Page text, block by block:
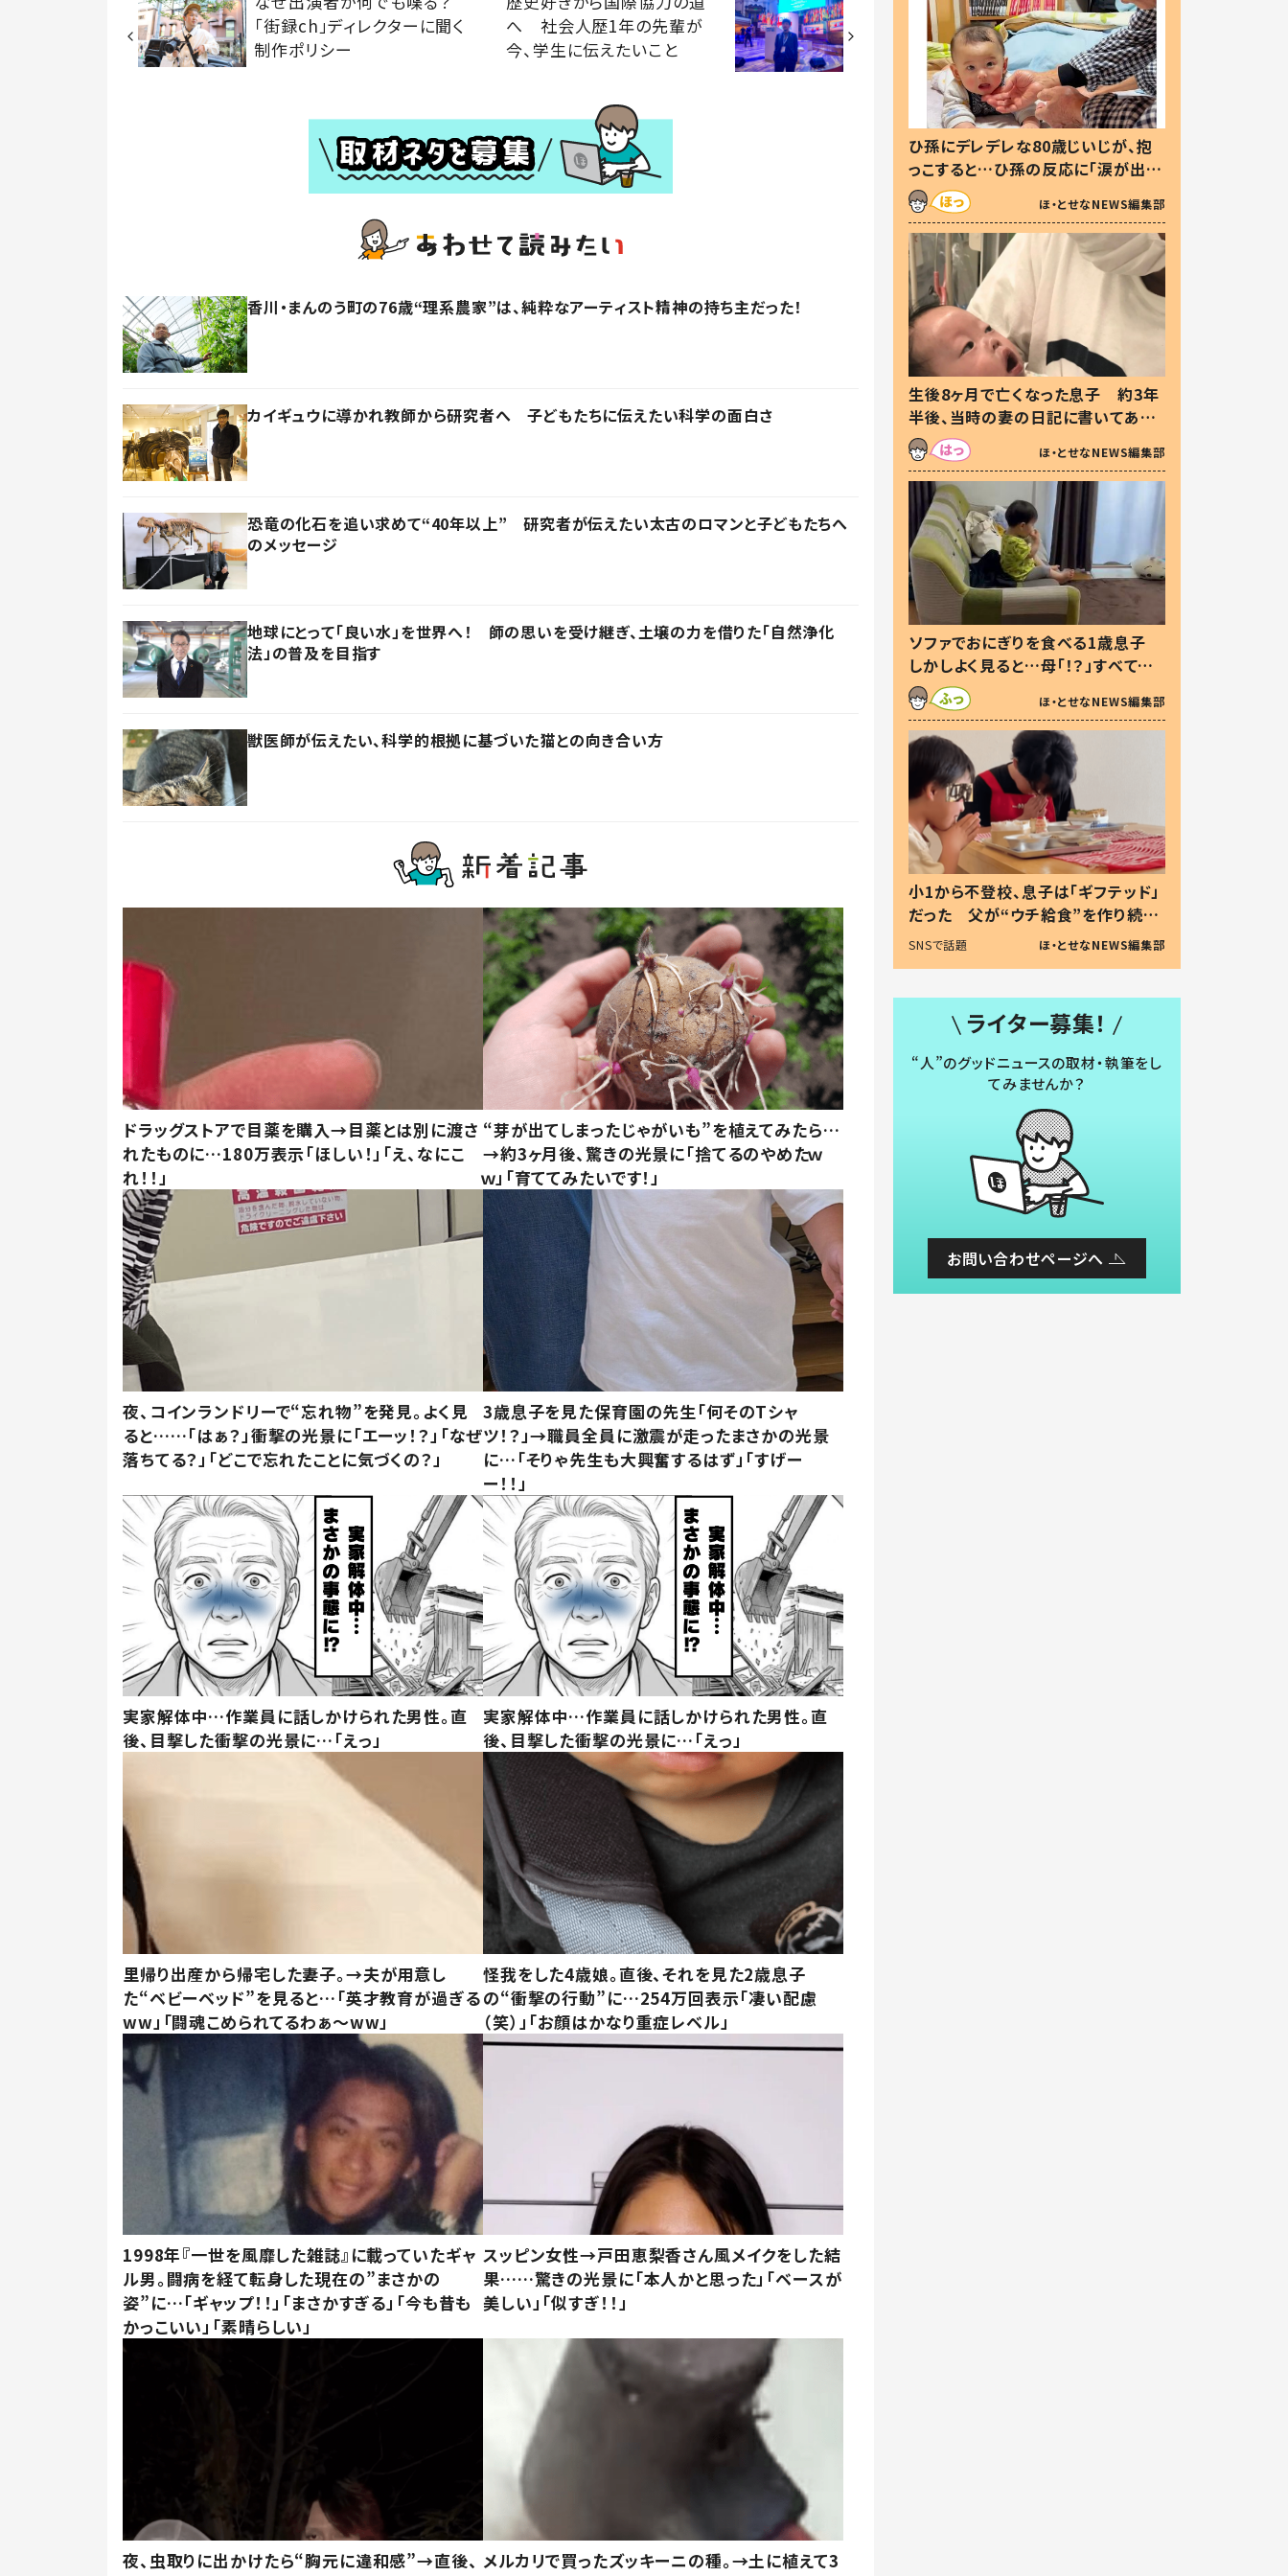
「街録ch」ディレクターに聞く
制作ポリシー
へ 社会人歴1年の先輩が
今、学生に伝えたいこと
香川・まんのう町の76歳“理系農家”は、純粋なアーティスト精神の持ち主だった！
カイギュウに導かれ教師から研究者へ 子どもたちに伝えたい科学の面白さ
恐竜の化石を追い求めて“40年以上” 研究者が伝えたい太古のロマンと子どもたちへ
のメッセージ
地球にとって「良い水」を世界へ！ 師の思いを受け継ぎ、土壌の力を借りた「自然浄化
法」の普及を目指す
獣医師が伝えたい、科学的根拠に基づいた猫との向き合い方
ドラッグストアで目薬を購入→目薬とは別に渡さ
れたものに…180万表示「ほしい！」「え、なにこ
れ！！」
“芽が出てしまったじゃがいも”を植えてみたら…
→約3ヶ月後、驚きの光景に「捨てるのやめたｗ
ｗ」「育ててみたいです！」
夜、コインランドリーで“忘れ物”を発見。よく見
ると……「はぁ？」衝撃の光景に「エーッ！？」「なぜ
落ちてる？」「どこで忘れたことに気づくの？」
3歳息子を見た保育園の先生「何そのTシャ
ツ！？」→職員全員に激震が走ったまさかの光景
に…「そりゃ先生も大興奮するはず」「すげー
ー！！」
実家解体中…作業員に話しかけられた男性。直
後、目撃した衝撃の光景に…「えっ」
実家解体中…作業員に話しかけられた男性。直
後、目撃した衝撃の光景に…「えっ」
里帰り出産から帰宅した妻子。→夫が用意し
た“ベビーベッド”を見ると…「英才教育が過ぎる
ww」「闘魂こめられてるわぁ～ww」
怪我をした4歳娘。直後、それを見た2歳息子
の“衝撃の行動”に…254万回表示「凄い配慮
（笑）」「お顔はかなり重症レベル」
1998年『一世を風靡した雑誌』に載っていたギャ
ル男。闘病を経て転身した現在の”まさかの
姿”に…「ギャップ！！」「まさかすぎる」「今も昔も
かっこいい」「素晴らしい」
スッピン女性→戸田恵梨香さん風メイクをした結
果……驚きの光景に「本人かと思った」「ベースが
美しい」「似すぎ！！」
夜、虫取りに出かけたら“胸元に違和感”→直後、 メルカリで買ったズッキーニの種。→土に植えて3
ひ孫にデレデレな80歳じいじが、抱
っこすると…ひ孫の反応に「涙が出ま
した」「可愛くて仕方ない」
ほ・とせなNEWS編集部
生後8ヶ月で亡くなった息子 約3年
半後、当時の妻の日記に書いてあっ
た本音とは
ほ・とせなNEWS編集部
ソファでおにぎりを食べる1歳息子
しかしよく見ると…母「！？」すべてを
察した母の投稿に「可愛いから許
す！」「現行犯〜」
ほ・とせなNEWS編集部
小1から不登校、息子は「ギフテッド」
だった 父が“ウチ給食”を作り続け
る理由とは #令和の親 #令和の子
SNSで話題 ほ・とせなNEWS編集部
ライター募集！
“人”のグッドニュースの取材・執筆をし
てみませんか？
お問い合わせページへ